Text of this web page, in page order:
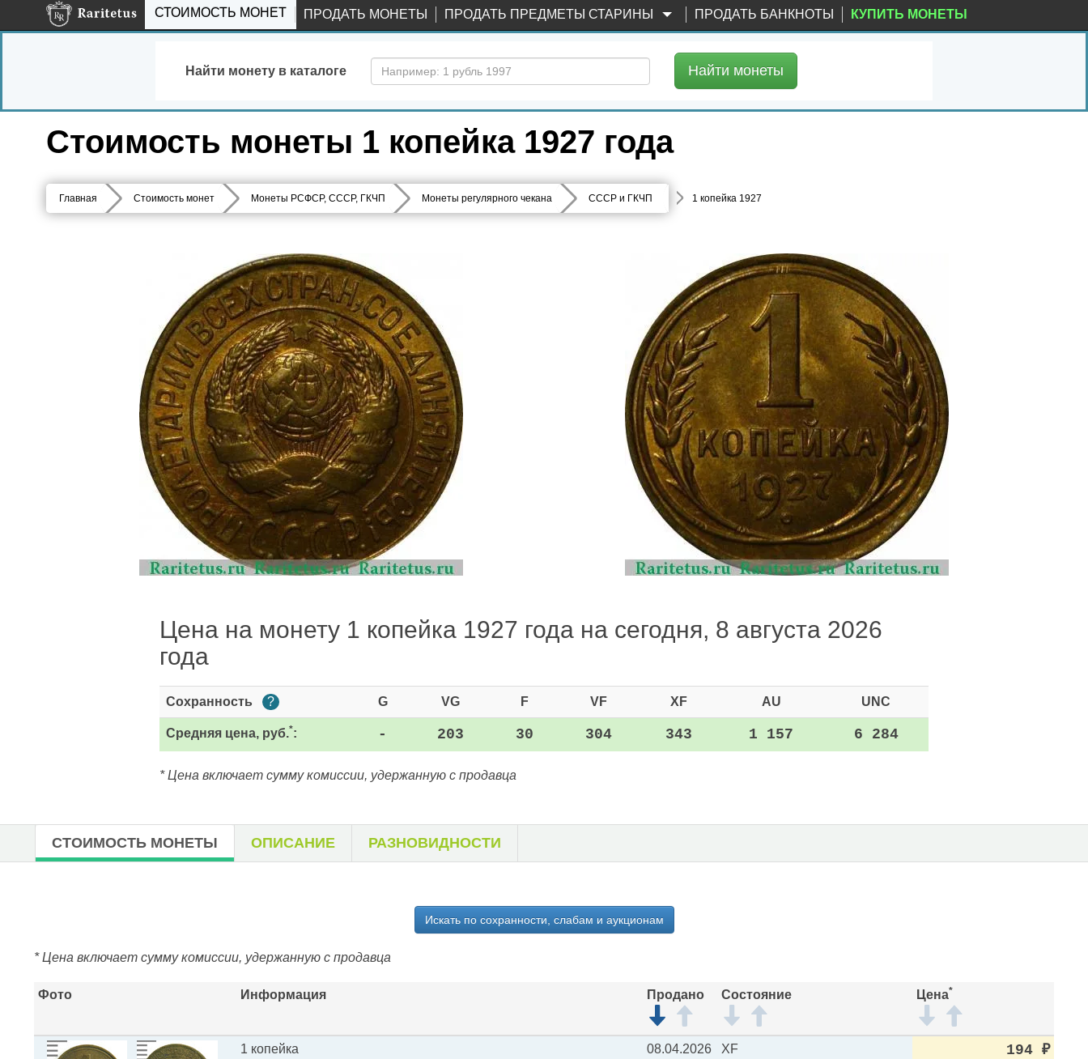
СТОИМОСТЬ МОНЕТ ПРОДАТЬ МОНЕТЫ ПРОДАТЬ ПРЕДМЕТЫ СТАРИНЫ ПРОДАТЬ БАНКНОТЫ КУПИТЬ МОНЕТЫ
Найти монету в каталоге Найти монеты
Стоимость монеты 1 копейка 1927 года
Главная Стоимость монет Монеты РСФСР, СССР, ГКЧП Монеты регулярного чекана СССР и ГКЧП 1 копейка 1927
Цена на монету 1 копейка 1927 года на сегодня, 8 августа 2026
года
Сохранность ? G VG F VF XF AU UNC
Средняя цена, руб.*: - 203 30 304 343 1 157 6 284
* Цена включает сумму комиссии, удержанную с продавца
СТОИМОСТЬ МОНЕТЫ ОПИСАНИЕ РАЗНОВИДНОСТИ
Искать по сохранности, слабам и аукционам
* Цена включает сумму комиссии, удержанную с продавца
Фото Информация Продано Состояние Цена*
1 копейка 08.04.2026 XF 194 ₽